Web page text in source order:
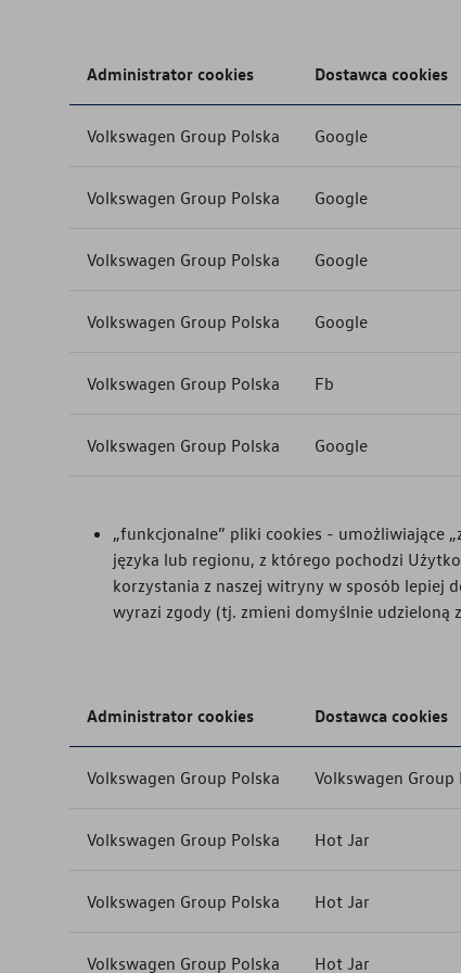
Administrator cookies Dostawca cookies
Volkswagen Group Polska Google
Volkswagen Group Polska Google
Volkswagen Group Polska Google
Volkswagen Group Polska Google
Volkswagen Group Polska Fb
Volkswagen Group Polska Google
„funkcjonalne” pliki cookies - umożliwiające
języka lub regionu, z którego pochodzi
korzystania z naszej witryny w sposób lepiej
wyrazi zgody (tj. zmieni domyślnie udzieloną
Administrator cookies Dostawca cookies
Volkswagen Group Polska Volkswagen Group
Volkswagen Group Polska Hot Jar
Volkswagen Group Polska Hot Jar
Volkswagen Group Polska Hot Jar